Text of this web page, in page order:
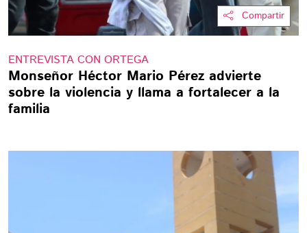
Compartir
ENTREVISTA CON ORTEGA
Monseñor Héctor Mario Pérez advierte
sobre la violencia y llama a fortalecer a la
familia